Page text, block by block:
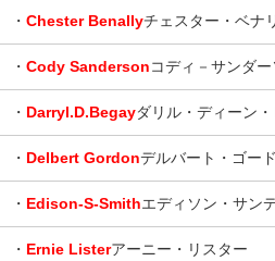
・ Chester Benallyチェスター・ベナ
・ Cody Sandersonコディ－サンダー
・ Darryl.D.Begayダリル・ディーン
・ Delbert Gordonデルバート・ゴー
・ Edison-S-Smithエディソン・サン
・ Ernie Listerアーニー・リスター